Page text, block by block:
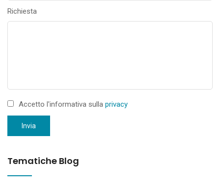
Richiesta
Accetto l'informativa sulla privacy
Invia
Tematiche Blog